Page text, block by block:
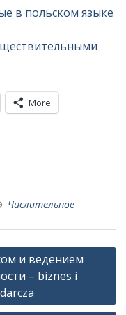
в польском языке
More
Числительное
и ведением
– biznes i